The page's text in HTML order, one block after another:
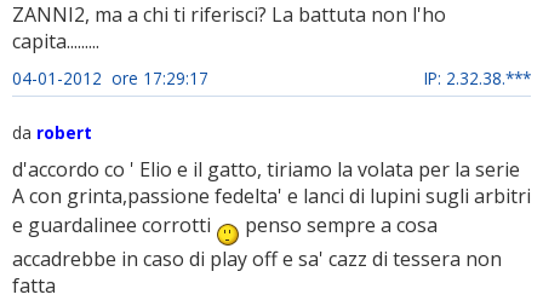
ZANNI2, ma a chi ti riferisci? La battuta non l'ho
capita.........
04-01-2012 ore 17:29:17 IP: 2.32.38.***
da robert
d'accordo co ' Elio e il gatto, tiriamo la volata per la serie
A con grinta,passione fedelta' e lanci di lupini sugli arbitri
e guardalinee corrotti
penso sempre a cosa
accadrebbe in caso di play off e sa' cazz di tessera non
fatta